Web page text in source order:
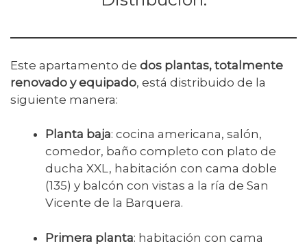
Este apartamento de dos plantas, totalmente
renovado y equipado, está distribuido de la
siguiente manera:
Planta baja: cocina americana, salón,
comedor, baño completo con plato de
ducha XXL, habitación con cama doble
(135) y balcón con vistas a la ría de San
Vicente de la Barquera.
Primera planta: habitación con cama